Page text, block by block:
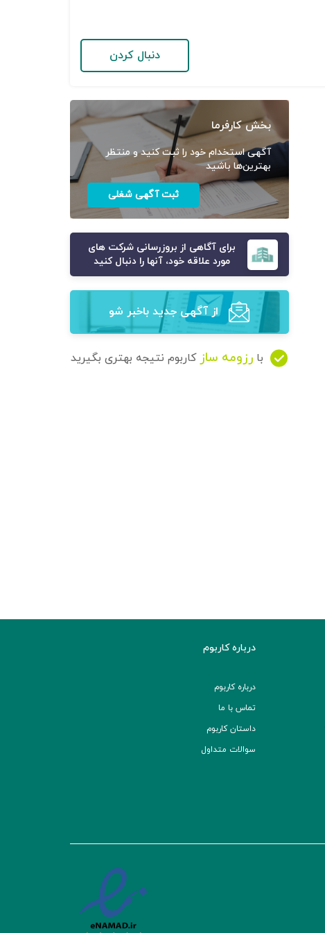
دنبال کردن
بخش کارفرما
آگهی استخدام خود را ثبت کنید و منتظر
بهترین‌ها باشید
ثبت آگهی شغلی
برای آگاهی از بروزرسانی شرکت های
مورد علاقه خود، آنها را دنبال کنید
از آگهی‌ جدید باخبر شو
با رزومه ساز کاربوم نتیجه بهتری بگیرید
درباره کاربوم
درباره کاربوم
تماس با ما
داستان کاربوم
سوالات متداول